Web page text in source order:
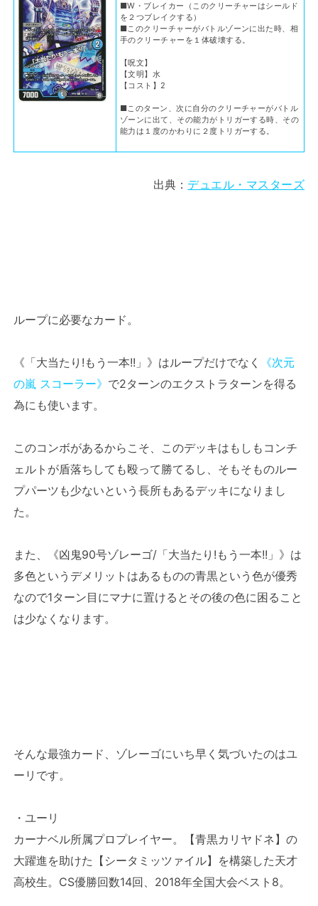
■W・ブレイカー（このクリーチャーはシールド
を２つブレイクする）
■このクリーチャーがバトルゾーンに出た時、相
手のクリーチャーを１体破壊する。
【呪文】
【文明】水
【コスト】2
■このターン、次に自分のクリーチャーがバトル
ゾーンに出て、その能力がトリガーする時、その
能力は１度のかわりに２度トリガーする。
出典： デュエル・マスターズ
ループに必要なカード。
《「大当たり!もう一本!!」》はループだけでなく
《次元
の嵐 スコーラー》 で2ターンのエクストラターンを得る
為にも使います。
このコンボがあるからこそ、このデッキはもしもコンチ
ェルトが盾落ちしても殴って勝てるし、そもそものルー
プパーツも少ないという長所もあるデッキになりまし
た。
また、《凶鬼90号ゾレーゴ/「大当たり!もう一本!!」》は
多色というデメリットはあるものの青黒という色が優秀
なので1ターン目にマナに置けるとその後の色に困ること
は少なくなります。
そんな最強カード、ゾレーゴにいち早く気づいたのはユ
ーリです。
・ユーリ
カーナベル所属プロプレイヤー。【青黒カリヤドネ】の
大躍進を助けた【シータミッツァイル】を構築した天才
高校生。CS優勝回数14回、2018年全国大会ベスト8。